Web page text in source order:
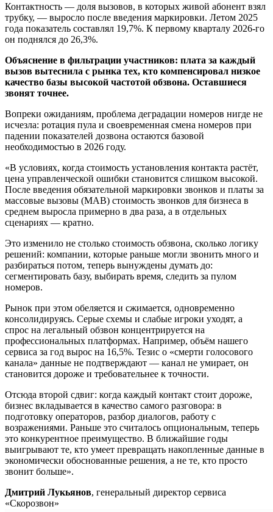
Контактность — доля вызовов, в которых живой абонент взял
трубку, — выросло после введения маркировки. Летом 2025
года показатель составлял 19,7%. К первому кварталу 2026-го
он поднялся до 26,3%.
Объяснение в фильтрации участников: плата за каждый
вызов вытеснила с рынка тех, кто компенсировал низкое
качество базы высокой частотой обзвона. Оставшиеся
звонят точнее.
Вопреки ожиданиям, проблема деградации номеров нигде не
исчезла: ротация пула и своевременная смена номеров при
падении показателей дозвона остаются базовой
необходимостью в 2026 году.
«В условиях, когда стоимость установления контакта растёт,
цена управленческой ошибки становится слишком высокой.
После введения обязательной маркировки звонков и платы за
массовые вызовы (МАВ) стоимость звонков для бизнеса в
среднем выросла примерно в два раза, а в отдельных
сценариях — кратно.
Это изменило не столько стоимость обзвона, сколько логику
решений: компании, которые раньше могли звонить много и
разбираться потом, теперь вынуждены думать до:
сегментировать базу, выбирать время, следить за пулом
номеров.
Рынок при этом обеляется и сжимается, одновременно
консолидируясь. Серые схемы и слабые игроки уходят, а
спрос на легальный обзвон концентрируется на
профессиональных платформах. Например, объём нашего
сервиса за год вырос на 16,5%. Тезис о «смерти голосового
канала» данные не подтверждают — канал не умирает, он
становится дороже и требовательнее к точности.
Отсюда второй сдвиг: когда каждый контакт стоит дороже,
бизнес вкладывается в качество самого разговора: в
подготовку операторов, разбор диалогов, работу с
возражениями. Раньше это считалось опциональным, теперь
это конкурентное преимущество. В ближайшие годы
выигрывают те, кто умеет превращать накопленные данные в
экономически обоснованные решения, а не те, кто просто
звонит больше».
Дмитрий Лукьянов, генеральный директор сервиса
«Скорозвон»